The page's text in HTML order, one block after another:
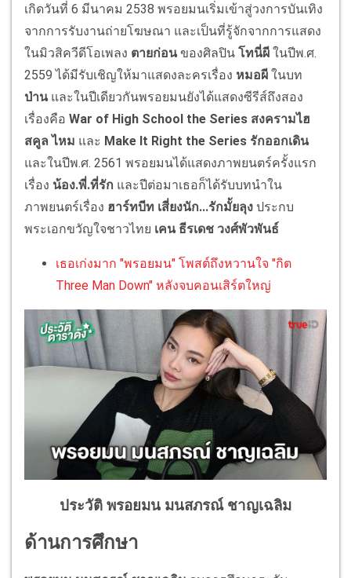
เกิดวันที่ 6 มีนาคม 2538 พรอยมนเริ่มเข้าสู่วงการบันเทิง
จากการรับงานถ่ายโฆษณา และเป็นที่รู้จักจากการแสดง
ในมิวสิควีดีโอเพลง ตายก่อนของศิลปิน โทนี่ผี ในปีพ.ศ.
2559 ได้มีรับเชิญให้มาแสดงละครเรื่อง หมอผี ในบท
ป่านและในปีเดียวกันพรอยมนยังได้แสดงซีรีส์ถึงสอง
เรื่องคือ War of High School the Series สงครามไฮ
สคูล ไหม และ Make It Right the Series รักออกเดิน
และในปีพ.ศ. 2561 พรอยมนได้แสดงภาพยนตร์ครั้งแรก
เรื่อง น้อง.พี่.ที่รัก และปีต่อมาเธอก็ได้รับบทนำใน
ภาพยนตร์เรื่อง ฮาร์ทบีท เสี่ยงนัก...รักมั้ยลุง ประกบ
พระเอกขวัญใจชาวไทย เคน ธีรเดช วงศ์พัวพันธ์
เธอเก่งมาก "พรอยมน" โพสต์ถึงหวานใจ "กิต
Three Man Down" หลังจบคอนเสิร์ตใหญ่
ประวัติ พรอยมน มนสภรณ์ ชาญเฉลิม
ด้านการศึกษา